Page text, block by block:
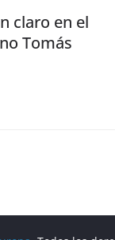
claro en el
Tomás